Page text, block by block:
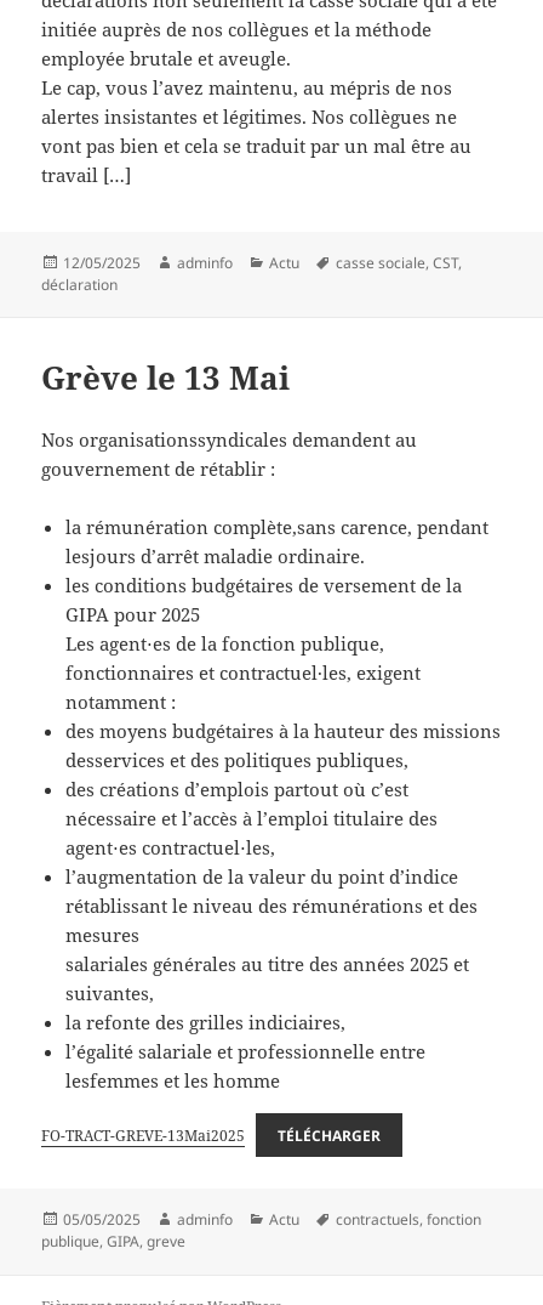
initiée auprès de nos collègues et la méthode
employée brutale et aveugle.
Le cap, vous l’avez maintenu, au mépris de nos
alertes insistantes et légitimes. Nos collègues ne
vont pas bien et cela se traduit par un mal être au
travail […]
Publié
le
12/05/2025 Auteur
adminfo Catégories
Actu
Mots-
casse sociale,CST,
déclaration
Grève le 13 Mai
Nos organisationssyndicales demandent au
gouvernement de rétablir :
la rémunération complète,sans carence, pendant
lesjours d’arrêt maladie ordinaire.
les conditions budgétaires de versement de la
GIPA pour 2025
Les agent⋅es de la fonction publique,
fonctionnaires et contractuel·les, exigent
notamment :
des moyens budgétaires à la hauteur des missions
desservices et des politiques publiques,
des créations d’emplois partout où c’est
nécessaire et l’accès à l’emploi titulaire des
agent⋅es contractuel⋅les,
l’augmentation de la valeur du point d’indice
rétablissant le niveau des rémunérations et des
mesures
salariales générales au titre des années 2025 et
suivantes,
la refonte des grilles indiciaires,
l’égalité salariale et professionnelle entre
lesfemmes et les homme
FO-TRACT-GREVE-13Mai2025 TÉLÉCHARGER
Publié
le
05/05/2025 Auteur
adminfo Catégories
Actu
Mots-
contractuels,fonction
publique,GIPA,greve